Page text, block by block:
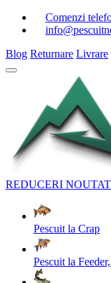
Comenzi
Blog Returnare Livrare
REDUCERI
Pescuit la Crap
Pescuit la